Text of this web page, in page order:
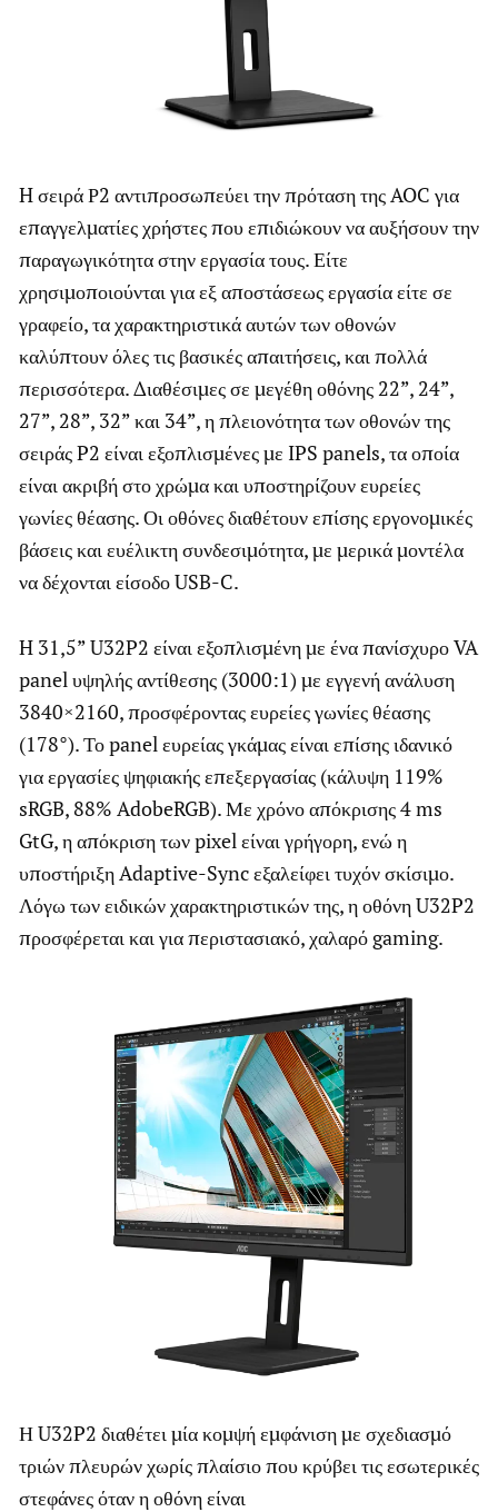
H σειρά Ρ2 αντιπροσωπεύει την πρόταση της AOC για
επαγγελματίες χρήστες που επιδιώκουν να αυξήσουν την
παραγωγικότητα στην εργασία τους. Είτε
χρησιμοποιούνται για εξ αποστάσεως εργασία είτε σε
γραφείο, τα χαρακτηριστικά αυτών των οθονών
καλύπτουν όλες τις βασικές απαιτήσεις, και πολλά
περισσότερα. Διαθέσιμες σε μεγέθη οθόνης 22”, 24”,
27”, 28”, 32” και 34”, η πλειονότητα των οθονών της
σειράς P2 είναι εξοπλισμένες με IPS panels, τα οποία
είναι ακριβή στο χρώμα και υποστηρίζουν ευρείες
γωνίες θέασης. Οι οθόνες διαθέτουν επίσης εργονομικές
βάσεις και ευέλικτη συνδεσιμότητα, με μερικά μοντέλα
να δέχονται είσοδο USB-C.
H 31,5” U32P2 είναι εξοπλισμένη με ένα πανίσχυρο VA
panel υψηλής αντίθεσης (3000:1) με εγγενή ανάλυση
3840×2160, προσφέροντας ευρείες γωνίες θέασης
(178°). Το panel ευρείας γκάμας είναι επίσης ιδανικό
για εργασίες ψηφιακής επεξεργασίας (κάλυψη 119%
sRGB, 88% AdobeRGB). Με χρόνο απόκρισης 4 ms
GtG, η απόκριση των pixel είναι γρήγορη, ενώ η
υποστήριξη Adaptive-Sync εξαλείφει τυχόν σκίσιμο.
Λόγω των ειδικών χαρακτηριστικών της, η οθόνη U32P2
προσφέρεται και για περιστασιακό, χαλαρό gaming.
Η U32P2 διαθέτει μία κομψή εμφάνιση με σχεδιασμό
τριών πλευρών χωρίς πλαίσιο που κρύβει τις εσωτερικές
στεφάνες όταν η οθόνη είναι